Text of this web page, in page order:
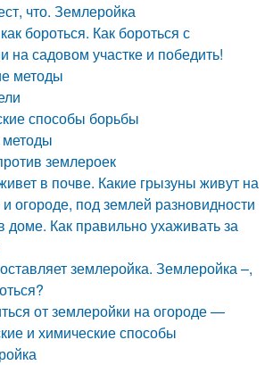
что. Землеройка
бороться. Как бороться с
на садовом участке и победить!
методы
способы борьбы
землероек
в почве. Какие грызуны живут на
огороде, под землей разновидности
доме. Как правильно ухаживать за
землеройка. Землеройка –,
от землеройки на огороде —
и химические способы